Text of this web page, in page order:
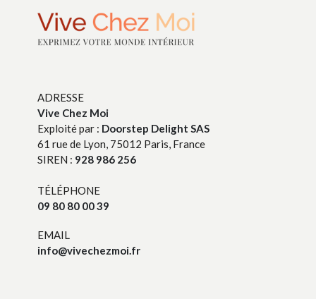
ADRESSE
Vive Chez Moi
Exploité par : Doorstep Delight SAS
61 rue de Lyon, 75012 Paris, France
SIREN : 928 986 256
TÉLÉPHONE
09 80 80 00 39
EMAIL
info@vivechezmoi.fr